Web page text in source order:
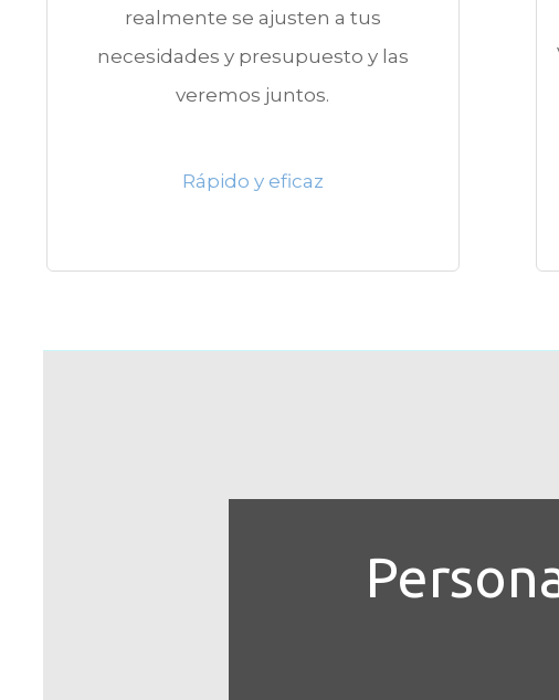
realmente se ajusten a tus
necesidades y presupuesto y las
veremos juntos.
Rápido y eficaz